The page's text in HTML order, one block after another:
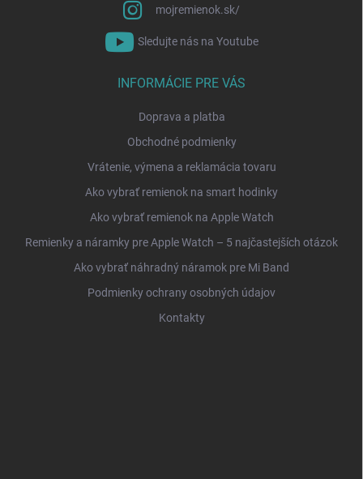
mojremienok.sk/
Sledujte nás na Youtube
INFORMÁCIE PRE VÁS
Doprava a platba
Obchodné podmienky
Vrátenie, výmena a reklamácia tovaru
Ako vybrať remienok na smart hodinky
Ako vybrať remienok na Apple Watch
Remienky a náramky pre Apple Watch – 5 najčastejších otázok
Ako vybrať náhradný náramok pre Mi Band
Podmienky ochrany osobných údajov
Kontakty